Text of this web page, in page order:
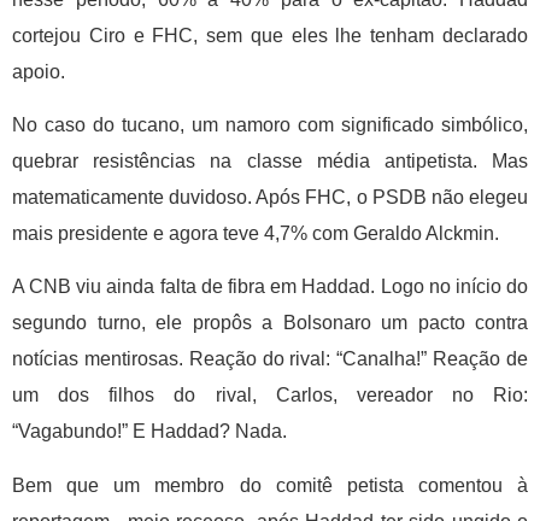
cortejou Ciro e FHC, sem que eles lhe tenham declarado
apoio.
No caso do tucano, um namoro com significado simbólico,
quebrar resistências na classe média antipetista. Mas
matematicamente duvidoso. Após FHC, o PSDB não elegeu
mais presidente e agora teve 4,7% com Geraldo Alckmin.
A CNB viu ainda falta de fibra em Haddad. Logo no início do
segundo turno, ele propôs a Bolsonaro um pacto contra
notícias mentirosas. Reação do rival: “Canalha!” Reação de
um dos filhos do rival, Carlos, vereador no Rio:
“Vagabundo!” E Haddad? Nada.
Bem que um membro do comitê petista comentou à